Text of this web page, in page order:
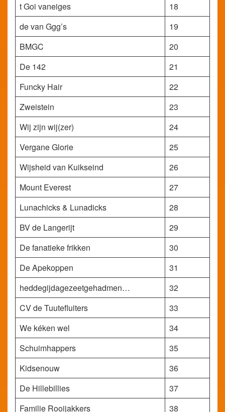
t Goi vaneiges
18
de van Ggg’s
19
BMGC
20
De 142
21
Funcky Hair
22
Zweistein
23
Wij zijn wij(zer)
24
Vergane Glorie
25
Wijsheid van Kuikseind
26
Mount Everest
27
Lunachicks & Lunadicks
28
BV de Langerijt
29
De fanatieke frikken
30
De Apekoppen
31
heddegijdagezeetgehadmen…
32
CV de Tuutefluiters
33
We kéken wel
34
Schuimhappers
35
Kidsenouw
36
De Hillebillies
37
Familie Rooijakkers
38